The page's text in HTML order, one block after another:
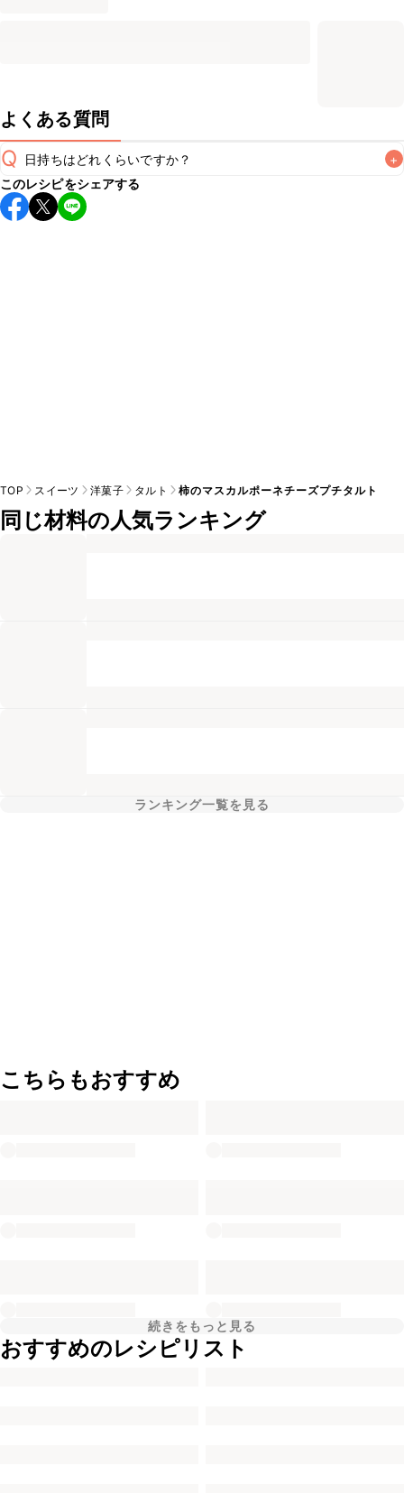
よくある質問
Q 日持ちはどれくらいですか？ +
保存期間は冷蔵で当日中が目安です。なるべくお早めにお召
し上がりください。
このレシピをシェアする
TOP スイーツ 洋菓子 タルト 柿のマスカルポーネチーズプチタルト
同じ材料の人気ランキング
ランキング一覧を見る
こちらもおすすめ
続きをもっと見る
おすすめのレシピリスト